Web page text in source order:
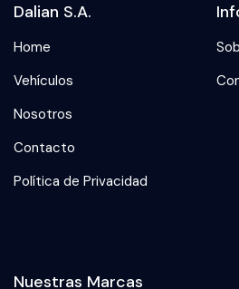
Dalian S.A.
Home
Vehículos
Nosotros
Contacto
Política de Privacidad
Nuestras Marcas